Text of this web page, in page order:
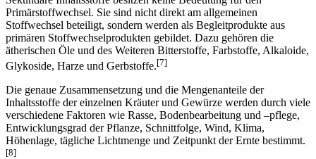
Primärstoffwechsel. Sie sind nicht direkt am allgemeinen
Stoffwechsel beteiligt, sondern werden als Begleitprodukte aus
primären Stoffwechselprodukten gebildet. Dazu gehören die
ätherischen Öle und des Weiteren Bitterstoffe, Farbstoffe, Alkaloide,
Glykoside, Harze und Gerbstoffe.[7]
Die genaue Zusammensetzung und die Mengenanteile der
Inhaltsstoffe der einzelnen Kräuter und Gewürze werden durch viele
verschiedene Faktoren wie Rasse, Bodenbearbeitung und –pflege,
Entwicklungsgrad der Pflanze, Schnittfolge, Wind, Klima,
Höhenlage, tägliche Lichtmenge und Zeitpunkt der Ernte bestimmt.
[8]